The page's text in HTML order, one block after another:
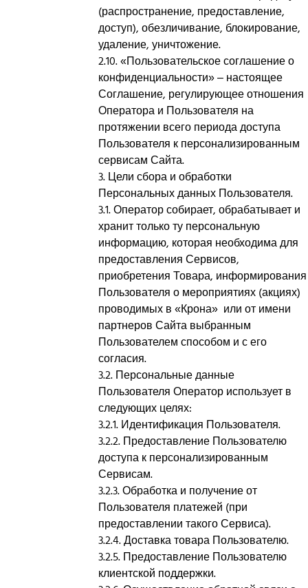
(распространение, предоставление,
доступ), обезличивание, блокирование,
удаление, уничтожение.
2.10. «Пользовательское соглашение о
конфиденциальности» – настоящее
Соглашение, регулирующее отношения
Оператора и Пользователя на
протяжении всего периода доступа
Пользователя к персонализированным
сервисам Сайта.
3. Цели сбора и обработки
Персональных данных Пользователя.
3.1. Оператор собирает, обрабатывает и
хранит только ту персональную
информацию, которая необходима для
предоставления Сервисов,
приобретения Товара, информирования
Пользователя о мероприятиях (акциях)
проводимых в «Крона» или от имени
партнеров Сайта выбранным
Пользователем способом и с его
согласия.
3.2. Персональные данные
Пользователя Оператор использует в
следующих целях:
3.2.1. Идентификация Пользователя.
3.2.2. Предоставление Пользователю
доступа к персонализированным
Сервисам.
3.2.3. Обработка и получение от
Пользователя платежей (при
предоставлении такого Сервиса).
3.2.4. Доставка товара Пользователю.
3.2.5. Предоставление Пользователю
клиентской поддержки.